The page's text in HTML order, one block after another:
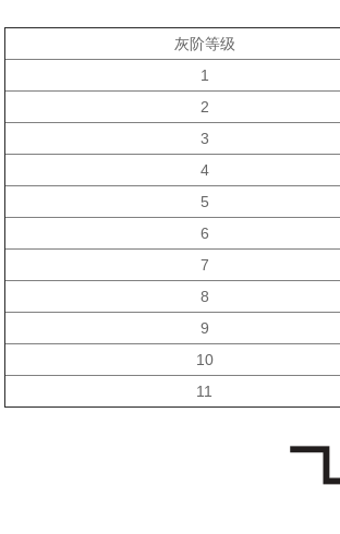
灰阶等级
1
2
3
4
5
6
7
8
9
10
11